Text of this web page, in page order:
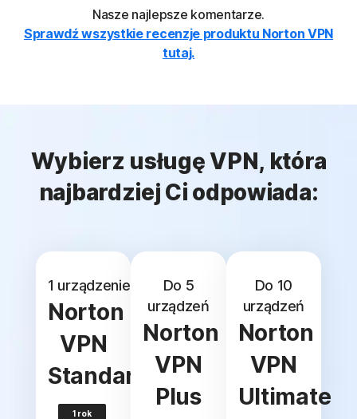
Nasze najlepsze komentarze.
Sprawdź wszystkie recenzje produktu Norton VPN
tutaj.
Wybierz usługę VPN, która
najbardziej Ci odpowiada:
1 urządzenie
Norton
VPN
Standard
1 rok
Do 5
urządzeń
Norton
VPN
Plus
Do 10
urządzeń
Norton
VPN
Ultimate